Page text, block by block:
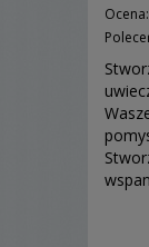
Ocena: